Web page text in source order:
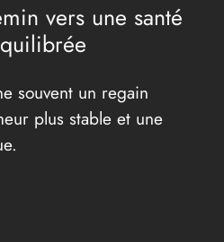
vers une santé
souvent un regain
plus stable et une